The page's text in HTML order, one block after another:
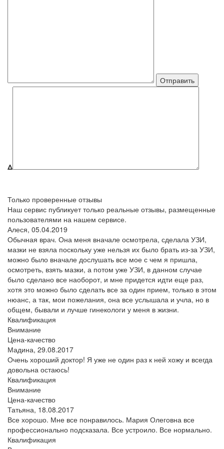
Δ
Только проверенные отзывы
Наш сервис публикует только реальные отзывы, размещенные
пользователями на нашем сервисе.
Алеся, 05.04.2019
Обычная врач. Она меня вначале осмотрела, сделала УЗИ,
мазки не взяла поскольку уже нельзя их было брать из-за УЗИ,
можно было вначале дослушать все мое с чем я пришла,
осмотреть, взять мазки, а потом уже УЗИ, в данном случае
было сделано все наоборот, и мне придется идти еще раз,
хотя это можно было сделать все за один прием, только в этом
нюанс, а так, мои пожелания, она все услышала и учла, но в
общем, бывали и лучше гинекологи у меня в жизни.
Квалификация
Внимание
Цена-качество
Мадина, 29.08.2017
Очень хороший доктор! Я уже не один раз к ней хожу и всегда
довольна остаюсь!
Квалификация
Внимание
Цена-качество
Татьяна, 18.08.2017
Все хорошо. Мне все понравилось. Мария Олеговна все
профессионально подсказала. Все устроило. Все нормально.
Квалификация